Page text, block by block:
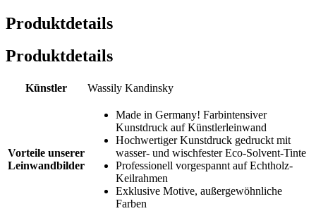
Produktdetails
Produktdetails
Künstler Wassily Kandinsky
Vorteile unserer
Leinwandbilder
Made in Germany! Farbintensiver
Kunstdruck auf Künstlerleinwand
Hochwertiger Kunstdruck gedruckt mit
wasser- und wischfester Eco-Solvent-Tinte
Professionell vorgespannt auf Echtholz-
Keilrahmen
Exklusive Motive, außergewöhnliche
Farben